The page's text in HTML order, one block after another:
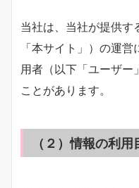
当社は、当社が提供す
「本サイト」）の運
用者（以下「ユーザー
ことがあります。
（２）情報の利用